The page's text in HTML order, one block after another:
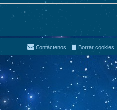
Borrar cookies
Contáctenos